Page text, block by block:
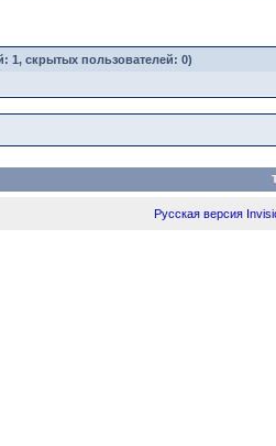
1, скрытых пользователей: 0)
Русская версия